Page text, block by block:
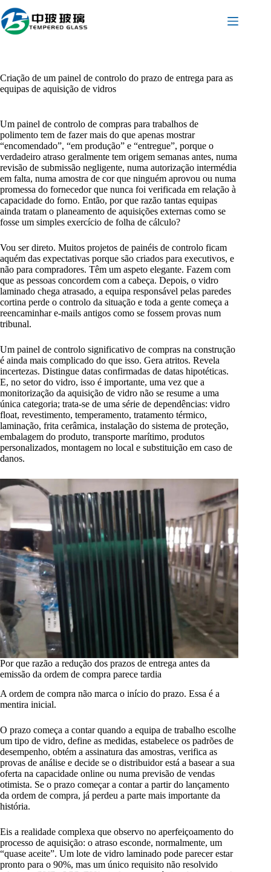
para
o
conteúdo
Criação de um painel de controlo do prazo de entrega para as
equipas de aquisição de vidros
Um painel de controlo de compras para trabalhos de
polimento tem de fazer mais do que apenas mostrar
“encomendado”, “em produção” e “entregue”, porque o
verdadeiro atraso geralmente tem origem semanas antes, numa
revisão de submissão negligente, numa autorização intermédia
em falta, numa amostra de cor que ninguém aprovou ou numa
promessa do fornecedor que nunca foi verificada em relação à
capacidade do forno. Então, por que razão tantas equipas
ainda tratam o planeamento de aquisições externas como se
fosse um simples exercício de folha de cálculo?
Vou ser direto. Muitos projetos de painéis de controlo ficam
aquém das expectativas porque são criados para executivos, e
não para compradores. Têm um aspeto elegante. Fazem com
que as pessoas concordem com a cabeça. Depois, o vidro
laminado chega atrasado, a equipa responsável pelas paredes
cortina perde o controlo da situação e toda a gente começa a
reencaminhar e-mails antigos como se fossem provas num
tribunal.
Um painel de controlo significativo de compras na construção
é ainda mais complicado do que isso. Gera atritos. Revela
incertezas. Distingue datas confirmadas de datas hipotéticas.
E, no setor do vidro, isso é importante, uma vez que a
monitorização da aquisição de vidro não se resume a uma
única categoria; trata-se de uma série de dependências: vidro
float, revestimento, temperamento, tratamento térmico,
laminação, frita cerâmica, instalação do sistema de proteção,
embalagem do produto, transporte marítimo, produtos
personalizados, montagem no local e substituição em caso de
danos.
Por que razão a redução dos prazos de entrega antes da
emissão da ordem de compra parece tardia
A ordem de compra não marca o início do prazo. Essa é a
mentira inicial.
O prazo começa a contar quando a equipa de trabalho escolhe
um tipo de vidro, define as medidas, estabelece os padrões de
desempenho, obtém a assinatura das amostras, verifica as
provas de análise e decide se o distribuidor está a basear a sua
oferta na capacidade online ou numa previsão de vendas
otimista. Se o prazo começar a contar a partir do lançamento
da ordem de compra, já perdeu a parte mais importante da
história.
Eis a realidade complexa que observo no aperfeiçoamento do
processo de aquisição: o atraso esconde, normalmente, um
“quase aceite”. Um lote de vidro laminado pode parecer estar
pronto para o 90%, mas um único requisito não resolvido